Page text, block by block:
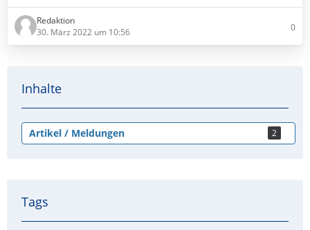
Redaktion
30. März 2022 um 10:56
0
Inhalte
Artikel / Meldungen 2
Tags